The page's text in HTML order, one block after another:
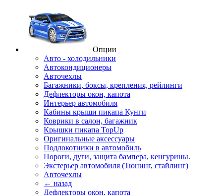
Опции
Авто - холодильники
Автокондиционеры
Авточехлы
Багажники, боксы, крепления, рейлинги
Дефлекторы окон, капота
Интерьер автомобиля
Кабины крыши пикапа Кунги
Коврики в салон, багажник
Крышки пикапа TopUp
Оригинальные аксессуары
Подлокотники в автомобиль
Пороги, дуги, защита бампера, кенгурины.
Экстерьер автомобиля (Тюнинг, стайлинг)
Авточехлы
← назад
Дефлекторы окон, капота